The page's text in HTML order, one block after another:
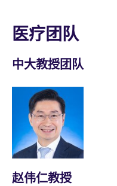
医疗团队
中大教授团队
赵伟仁教授